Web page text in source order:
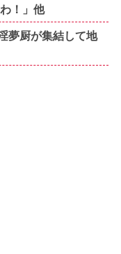
！」他
夢厨が集結して地